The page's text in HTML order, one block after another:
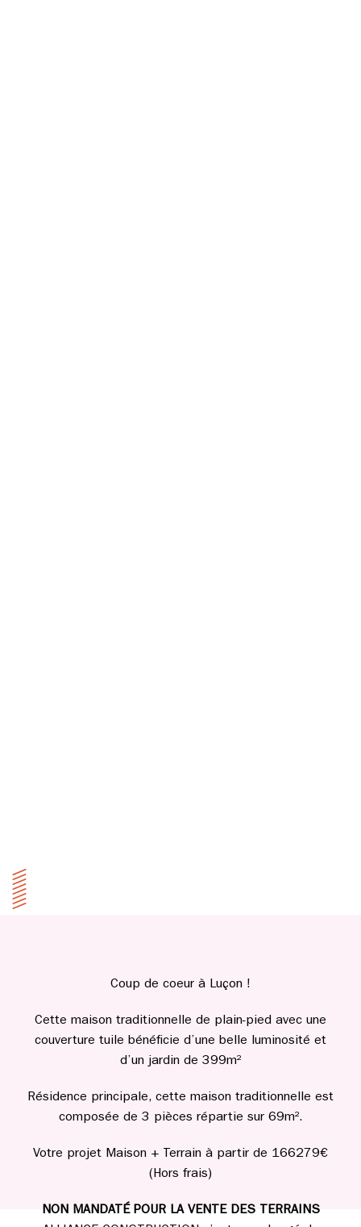
Coup de coeur à Luçon !
Cette maison traditionnelle de plain-pied avec une
couverture tuile bénéficie d’une belle luminosité et
d’un jardin de 399m²
Résidence principale, cette maison traditionnelle est
composée de 3 pièces répartie sur 69m².
Votre projet Maison + Terrain à partir de 166279€
(Hors frais)
NON MANDATÉ POUR LA VENTE DES TERRAINS